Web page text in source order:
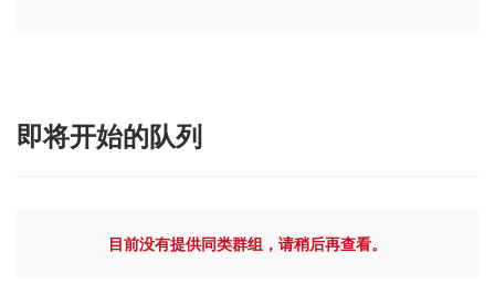
即将开始的队列
目前没有提供同类群组，请稍后再查看。